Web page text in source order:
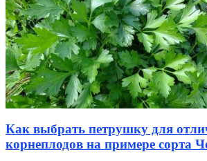
Как выбрать петрушку для
корнеплодов на примере сорта